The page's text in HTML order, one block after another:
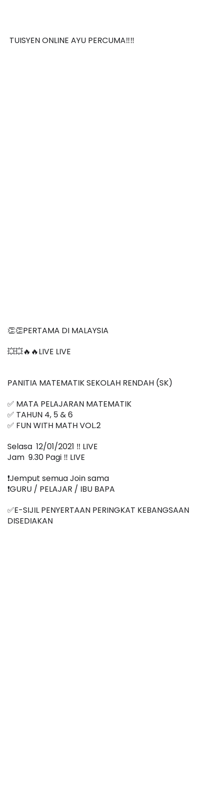
TUISYEN ONLINE AYU PERCUMA‼️‼️
👏👏PERTAMA DI MALAYSIA
💥💥🔥🔥LIVE LIVE
PANITIA MATEMATIK SEKOLAH RENDAH (SK)
✅ MATA PELAJARAN MATEMATIK
✅ TAHUN 4, 5 & 6
✅ FUN WITH MATH VOL.2
Selasa  12/01/2021 ‼️ LIVE
Jam  9.30 Pagi ‼️ LIVE
❗️Jemput semua Join sama
❗️GURU / PELAJAR / IBU BAPA
✅E-SIJIL PENYERTAAN PERINGKAT KEBANGSAAN
DISEDIAKAN